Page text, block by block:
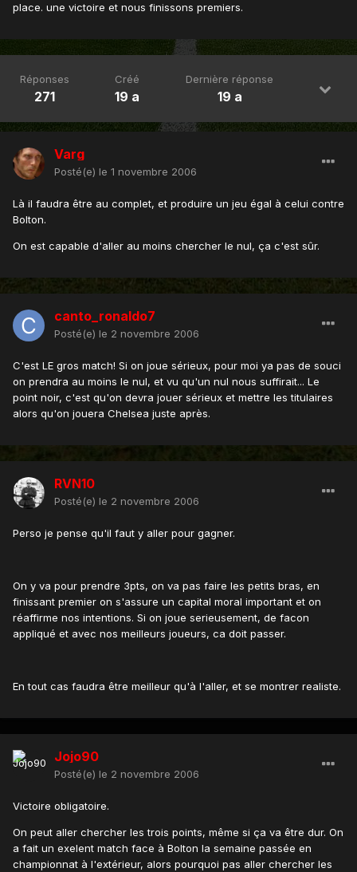
place. une victoire et nous finissons premiers.
Réponses
271
Créé
19 a
Dernière réponse
19 a
Varg
Posté(e) le 1 novembre 2006
Là il faudra être au complet, et produire un jeu égal à celui contre
Bolton.
On est capable d'aller au moins chercher le nul, ça c'est sûr.
canto_ronaldo7
Posté(e) le 2 novembre 2006
C'est LE gros match! Si on joue sérieux, pour moi ya pas de souci
on prendra au moins le nul, et vu qu'un nul nous suffirait... Le
point noir, c'est qu'on devra jouer sérieux et mettre les titulaires
alors qu'on jouera Chelsea juste après.
RVN10
Posté(e) le 2 novembre 2006
Perso je pense qu'il faut y aller pour gagner.
On y va pour prendre 3pts, on va pas faire les petits bras, en
finissant premier on s'assure un capital moral important et on
réaffirme nos intentions. Si on joue serieusement, de facon
appliqué et avec nos meilleurs joueurs, ca doit passer.
En tout cas faudra être meilleur qu'à l'aller, et se montrer realiste.
Jojo90
Posté(e) le 2 novembre 2006
Victoire obligatoire.
On peut aller chercher les trois points, même si ça va être dur. On
a fait un exelent match face à Bolton la semaine passée en
championnat à l'extérieur, alors pourquoi pas aller chercher les